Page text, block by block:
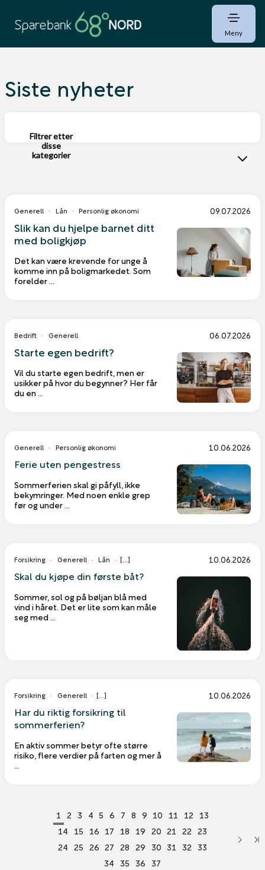
Meny
Siste nyheter
Filtrer etter
disse
kategorier
Generell Lån Personlig økonomi 09.07.2026
Slik kan du hjelpe barnet ditt
med boligkjøp
Det kan være krevende for unge å
komme inn på boligmarkedet. Som
forelder ...
Bedrift Generell 06.07.2026
Starte egen bedrift?
Vil du starte egen bedrift, men er
usikker på hvor du begynner? Her får
du en ...
Generell Personlig økonomi 10.06.2026
Ferie uten pengestress
Sommerferien skal gi påfyll, ikke
bekymringer. Med noen enkle grep
før og under ...
Forsikring Generell Lån 10.06.2026
Skal du kjøpe din første båt?
Sommer, sol og på bøljan blå med
vind i håret. Det er lite som kan måle
seg med ...
Forsikring Generell 10.06.2026
Har du riktig forsikring til
sommerferien?
En aktiv sommer betyr ofte større
risiko, flere verdier på farten og mer å
...
1 2 3 4 5 6 7 8 9 10 11 12 13
14 15 16 17 18 19 20 21 22 23
24 25 26 27 28 29 30 31 32 33
34 35 36 37